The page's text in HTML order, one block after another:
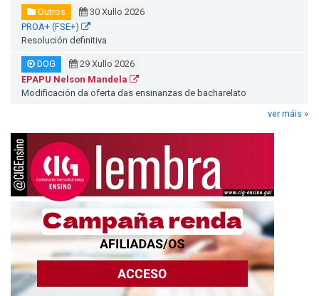
Outros
30 Xullo 2026
PROA+ (FSE+)
Resolución definitiva
DOG
29 Xullo 2026
EPAPU Nelson Mandela
Modificación da oferta das ensinanzas de bacharelato
ver máis »